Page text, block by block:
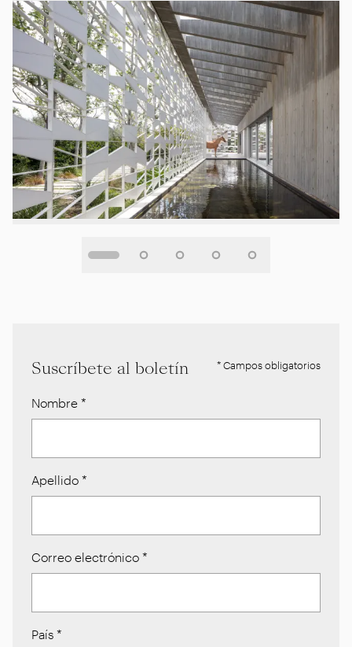
Suscríbete al boletín * Campos obligatorios
Nombre *
Apellido *
Correo electrónico *
País *